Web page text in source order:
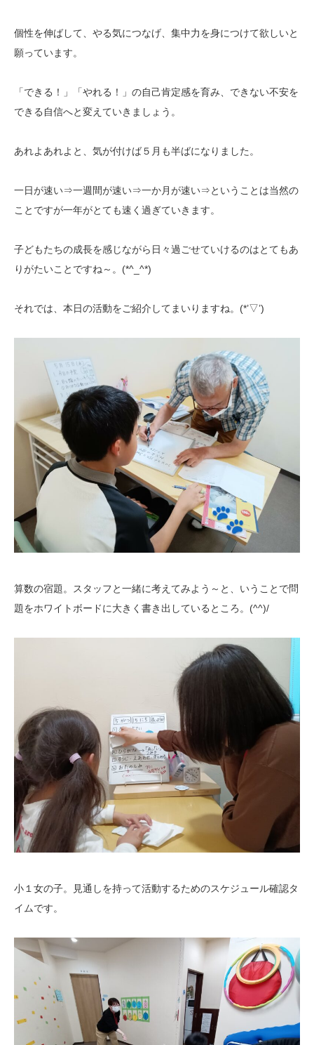
個性を伸ばして、やる気につなげ、集中力を身につけて欲しいと
願っています。
「できる！」「やれる！」の自己肯定感を育み、できない不安を
できる自信へと変えていきましょう。
あれよあれよと、気が付けば５月も半ばになりました。
一日が速い⇒一週間が速い⇒一か月が速い⇒ということは当然の
ことですが一年がとても速く過ぎていきます。
子どもたちの成長を感じながら日々過ごせていけるのはとてもあ
りがたいことですね～。(*^_^*)
それでは、本日の活動をご紹介してまいりますね。(*’▽’)
算数の宿題。スタッフと一緒に考えてみよう～と、いうことで問
題をホワイトボードに大きく書き出しているところ。(^^)/
小１女の子。見通しを持って活動するためのスケジュール確認タ
イムです。